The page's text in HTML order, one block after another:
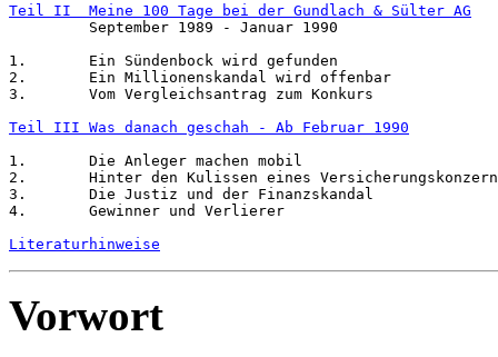
Teil II  Meine 100 Tage bei der Gundlach & Sülter AG
         September 1989 - Januar 1990
1.       Ein Sündenbock wird gefunden
2.       Ein Millionenskandal wird offenbar
3.       Vom Vergleichsantrag zum Konkurs
Teil III Was danach geschah - Ab Februar 1990
1.       Die Anleger machen mobil
2.       Hinter den Kulissen eines
3.       Die Justiz und der Finanzskandal
4.       Gewinner und Verlierer
Literaturhinweise
Vorwort